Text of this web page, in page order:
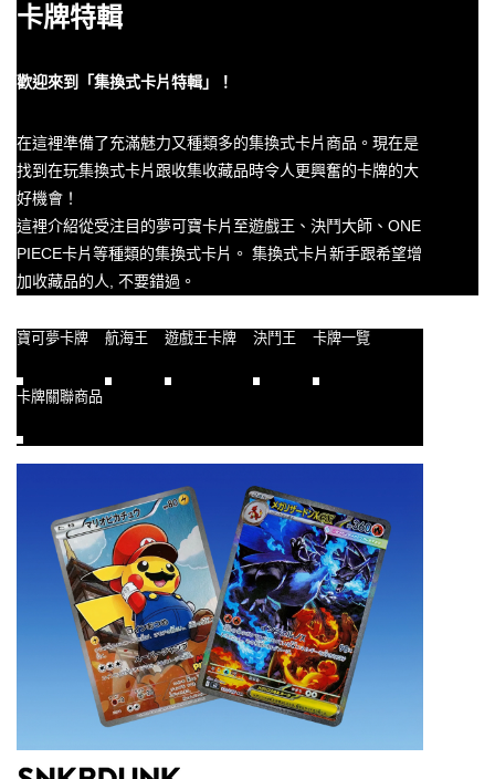
卡牌特輯
歡迎來到「集換式卡片特輯」！
在這裡準備了充滿魅力又種類多的集換式卡片商品。現在是
找到在玩集換式卡片跟收集收藏品時令人更興奮的卡牌的大
好機會！
這裡介紹從受注目的夢可寶卡片至遊戲王、決鬥大師、ONE
PIECE卡片等種類的集換式卡片。 集換式卡片新手跟希望增
加收藏品的人, 不要錯過。
寶可夢卡牌 航海王 遊戲王卡牌 決鬥王 卡牌一覽
卡牌關聯商品